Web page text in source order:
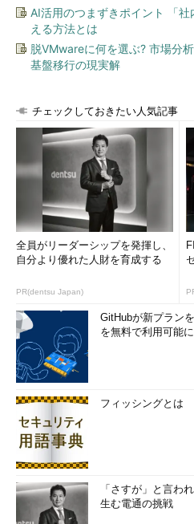
AI活用のつまずきポイント 「
える方法とは
脱VMwareに何を選ぶ? 市場分
基盤移行の現実解
チェックしておきたい人気記事
全員がリーダーシップを発揮し、
自分より優れた人財を育成する
PR(dentsu Japan)
GitHubが新プラン
を無料で利用可能に
フィッシングとは
「さすが」と言わ
生む電通の挑戦